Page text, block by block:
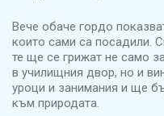
Вече обаче гордо
които сами са посадили.
те ще се грижат не само
в училищния двор, но и
уроци и занимания и ще
към природата.